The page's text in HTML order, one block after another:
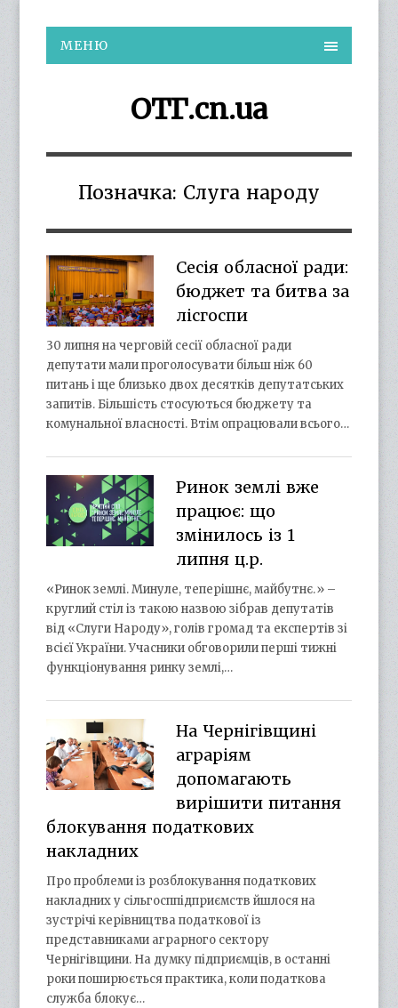
МЕНЮ
ОТГ.cn.ua
Позначка: Слуга народу
Сесія обласної ради:
бюджет та битва за
лісгоспи
30 липня на черговій сесії обласної ради
депутати мали проголосувати більш ніж 60
питань і ще близько двох десятків депутатських
запитів. Більшість стосуються бюджету та
комунальної власності. Втім опрацювали всього…
Ринок землі вже
працює: що
змінилось із 1
липня ц.р.
«Ринок землі. Минуле, теперішнє, майбутнє.» –
круглий стіл із такою назвою зібрав депутатів
від «Слуги Народу», голів громад та експертів зі
всієї України. Учасники обговорили перші тижні
функціонування ринку землі,…
На Чернігівщині
аграріям
допомагають
вирішити питання
блокування податкових
накладних
Про проблеми із розблокування податкових
накладних у сільгосппідприємств йшлося на
зустрічі керівництва податкової із
представниками аграрного сектору
Чернігівщини. На думку підприємців, в останні
роки поширюється практика, коли податкова
служба блокує…